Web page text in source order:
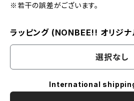
※若干の誤差がございます。
ラッピング (NONBEE!! オリジ
選択なし
International